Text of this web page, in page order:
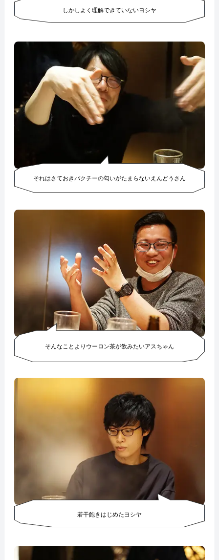
しかしよく理解できていないヨシヤ
それはさておきパクチーの匂いがたまらないえんどうさん
そんなことよりウーロン茶が飲みたいアスちゃん
若干飽きはじめたヨシヤ